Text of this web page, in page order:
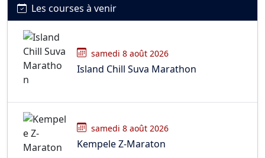
Les courses à venir
samedi 8 août 2026
Island Chill Suva Marathon
samedi 8 août 2026
Kempele Z-Maraton